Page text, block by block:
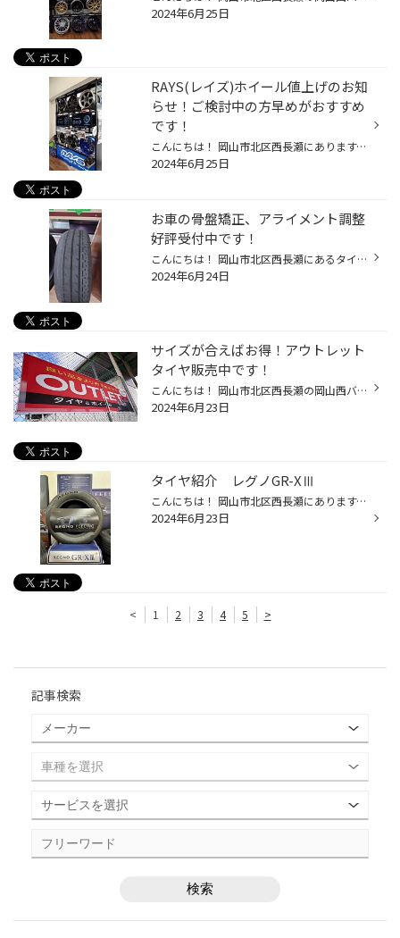
2024年6月25日
RAYS(レイズ)ホイール値上げのお知
らせ！ご検討中の方早めがおすすめ
です！
こんにちは！ 岡山市北区西長瀬にあります、タイヤ館岡山西長瀬店スタッフのスマスです！ いつも当店のWEBページをご覧いただきありがとうございます！ 今回値上げの情報が入りましたのでお知らせいたします！ 愛車をカッコよくするなら値上げ前の今が絶対お得！！！ 当店でとっても大人気なホイー...
2024年6月25日
お車の骨盤矯正、アライメント調整
好評受付中です！
こんにちは！ 岡山市北区西長瀬にあるタイヤ館岡山西長瀬店スタッフのスマスです！ 当店のWebページをご覧いただきありがとうございます！ ここ数日雨が降ることが多く湿度のせいかかなり蒸し暑いですね(;'∀') 熱中症の危険度も上がりますので皆様こまめな水分補給をして体調にはお気を付けください...
2024年6月24日
サイズが合えばお得！アウトレット
タイヤ販売中です！
こんにちは！ 岡山市北区西長瀬の岡山西バイパス沿いにあります、タイヤ館岡山西長瀬店スタッフのスマスです！ いつも当店のWEBページをご覧いただきありがとうございます！ 昨日からついに中国地方も梅雨入りしたみたいですね！ 一週間以上雨マークになっています(^^;) 雨で視界が悪くなるだけでな...
2024年6月23日
タイヤ紹介 レグノGR-XⅢ
こんにちは！ 岡山市北区西長瀬にあります、タイヤ館岡山西長瀬店スタッフの遠藤です！ いつも当店のWEBページをご覧いただきありがとうございます！ 本日ご紹介するのは レグノ GR-XⅢ 2月に発売されて少し経ちますが、 まだまだ大好評いただいております！ こちらは新技術「ENLITEN（エンライトン...
2024年6月23日
< 1 2 3 4 5 >
記事検索